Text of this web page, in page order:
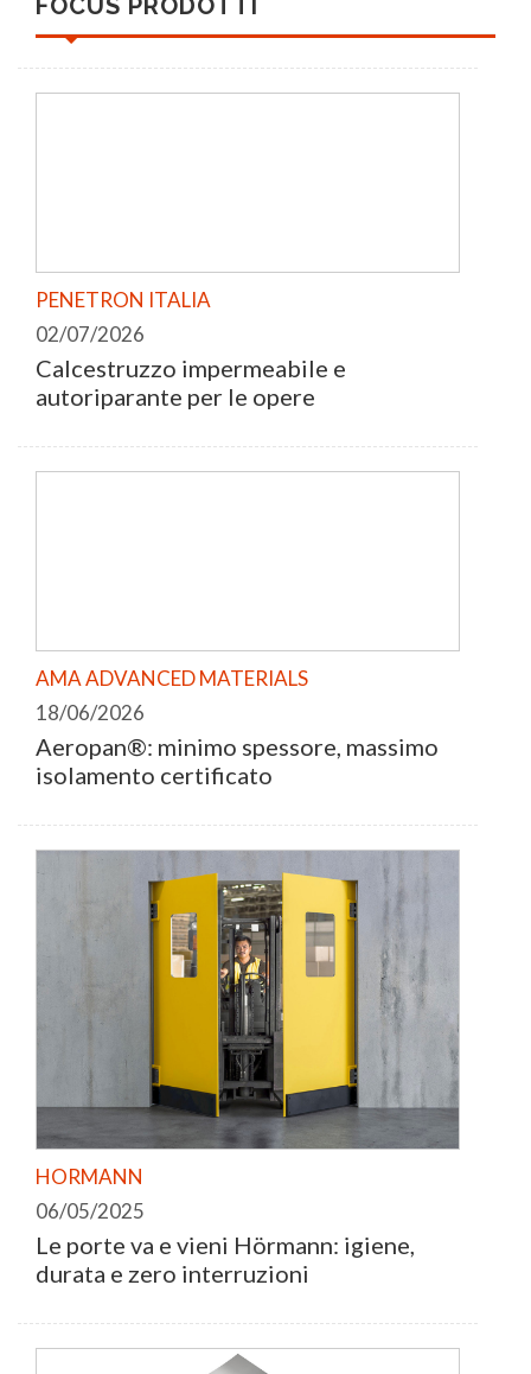
FOCUS PRODOTTI
02/07/2026
AMA ADVANCED MATERIALS
Aeropan®: minimo spessore, massimo
isolamento certificato